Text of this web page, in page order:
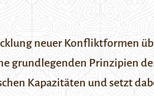
neuer Konfliktformen
grundlegenden Prinzipien
Kapazitäten und setzt